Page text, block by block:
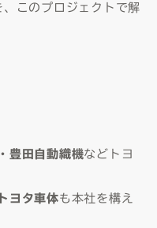
このプロジェクトで解
豊田自動織機などトヨ
ヨタ車体も本社を構え